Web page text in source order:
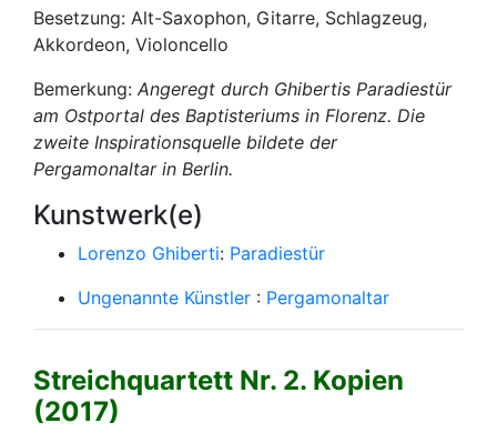
Besetzung: Alt-Saxophon, Gitarre, Schlagzeug,
Akkordeon, Violoncello
Bemerkung: Angeregt durch Ghibertis Paradiestür
am Ostportal des Baptisteriums in Florenz. Die
zweite Inspirationsquelle bildete der
Pergamonaltarin Berlin.
Kunstwerk(e)
Lorenzo Ghiberti: Paradiestür
Ungenannte Künstler : Pergamonaltar
Streichquartett Nr. 2. Kopien
(2017)